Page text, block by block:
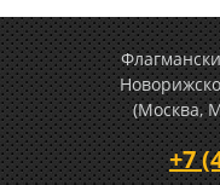
(Москва,
+7